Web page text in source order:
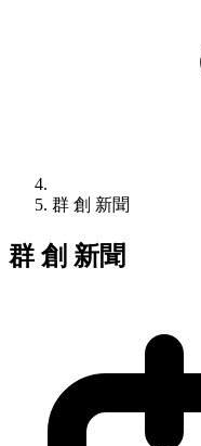
群 創 新聞
群 創 新聞